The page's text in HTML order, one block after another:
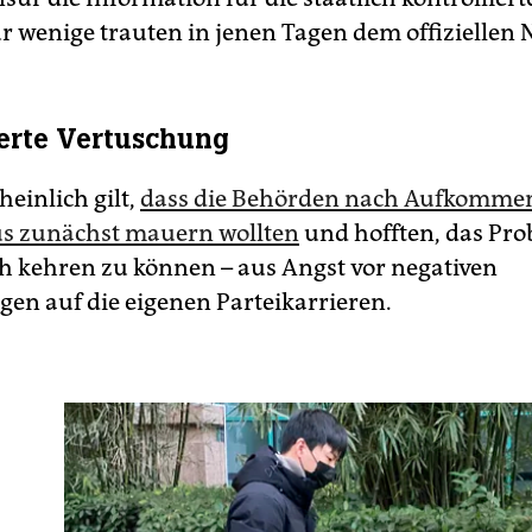
wenige trauten in jenen Tagen dem offiziellen
Vertuschung
gilt, dass die Behörden nach
zunächst mauern wolltenund hofften, das
kehren zu können – aus Angst vor negativen
auf die eigenen Parteikarrieren.